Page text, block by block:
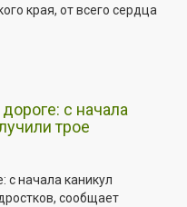
края, от всего сердца
с начала
трое
с начала каникул
сообщает